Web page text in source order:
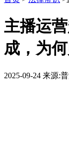
主播运
成，为
2025-09-24 来源: